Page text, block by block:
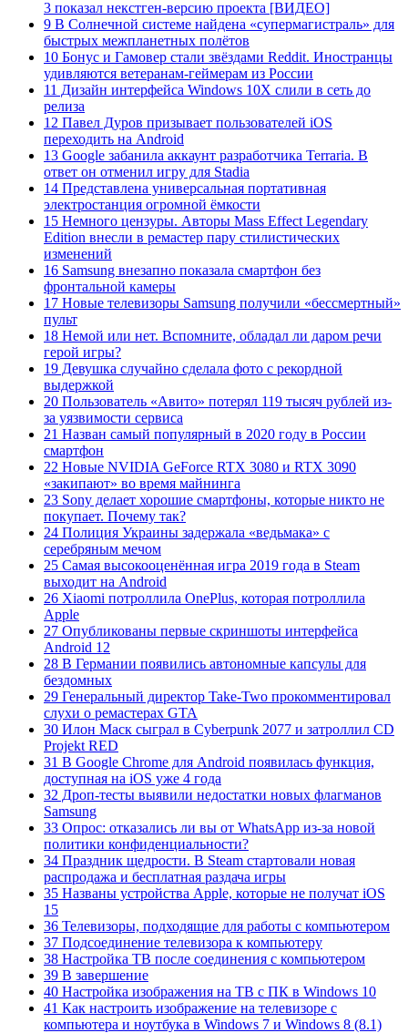
3 показал некстген-версию проекта [ВИДЕО]
9 В Солнечной системе найдена «супермагистраль» для
быстрых межпланетных полётов
10 Бонус и Гамовер стали звёздами Reddit. Иностранцы
удивляются ветеранам-геймерам из России
11 Дизайн интерфейса Windows 10X слили в сеть до
релиза
12 Павел Дуров призывает пользователей iOS
переходить на Android
13 Google забанила аккаунт разработчика Terraria. В
ответ он отменил игру для Stadia
14 Представлена универсальная портативная
электростанция огромной ёмкости
15 Немного цензуры. Авторы Mass Effect Legendary
Edition внесли в ремастер пару стилистических
изменений
16 Samsung внезапно показала смартфон без
фронтальной камеры
17 Новые телевизоры Samsung получили «бессмертный»
пульт
18 Немой или нет. Вспомните, обладал ли даром речи
герой игры?
19 Девушка случайно сделала фото с рекордной
выдержкой
20 Пользователь «Авито» потерял 119 тысяч рублей из-
за уязвимости сервиса
21 Назван самый популярный в 2020 году в России
смартфон
22 Новые NVIDIA GeForce RTX 3080 и RTX 3090
«закипают» во время майнинга
23 Sony делает хорошие смартфоны, которые никто не
покупает. Почему так?
24 Полиция Украины задержала «ведьмака» с
серебряным мечом
25 Самая высокооценённая игра 2019 года в Steam
выходит на Android
26 Xiaomi потроллила OnePlus, которая потроллила
Apple
27 Опубликованы первые скриншоты интерфейса
Android 12
28 В Германии появились автономные капсулы для
бездомных
29 Генеральный директор Take-Two прокомментировал
слухи о ремастерах GTA
30 Илон Маск сыграл в Cyberpunk 2077 и затроллил CD
Projekt RED
31 В Google Chrome для Android появилась функция,
доступная на iOS уже 4 года
32 Дроп-тесты выявили недостатки новых флагманов
Samsung
33 Опрос: отказались ли вы от WhatsApp из-за новой
политики конфиденциальности?
34 Праздник щедрости. В Steam стартовали новая
распродажа и бесплатная раздача игры
35 Названы устройства Apple, которые не получат iOS
15
36 Телевизоры, подходящие для работы с компьютером
37 Подсоединение телевизора к компьютеру
38 Настройка ТВ после соединения с компьютером
39 В завершение
40 Настройка изображения на ТВ с ПК в Windows 10
41 Как настроить изображение на телевизоре с
компьютера и ноутбука в Windows 7 и Windows 8 (8.1)